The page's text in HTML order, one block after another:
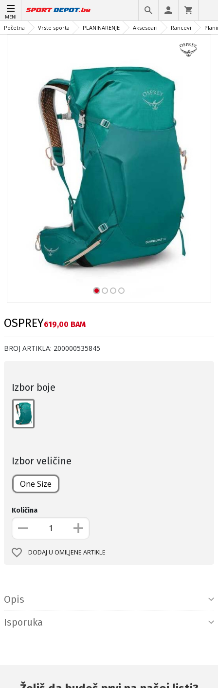
MENI
Početna Vrste sporta PLANINARENJE Aksesoari Rancevi
OSPREYТекуща цена:
619,00 BAM
BROJ ARTIKLA: 200000535845
Izbor boje
Izbor veličine
One Size
Količina
DODAJ U OMILJENE ARTIKLE
Opis
Isporuka